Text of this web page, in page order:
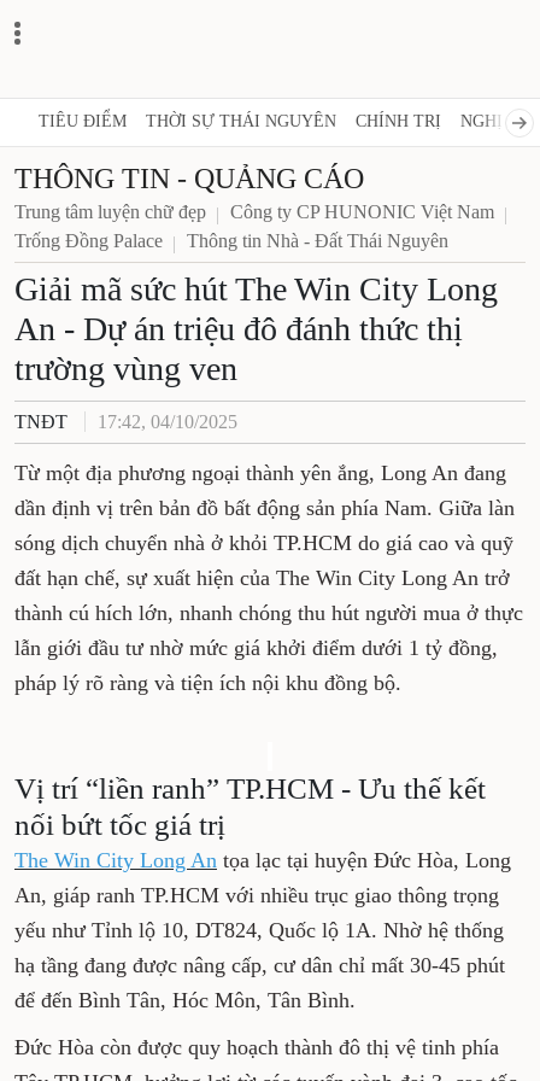
TIÊU ĐIỂM THỜI SỰ THÁI NGUYÊN CHÍNH TRỊ NGHỊ
THÔNG TIN - QUẢNG CÁO
Trung tâm luyện chữ đẹp
Công ty CP HUNONIC Việt Nam
Trống Đồng Palace
Thông tin Nhà - Đất Thái Nguyên
Giải mã sức hút The Win City Long
An - Dự án triệu đô đánh thức thị
trường vùng ven
TNĐT 17:42, 04/10/2025
Từ một địa phương ngoại thành yên ắng, Long An đang
dần định vị trên bản đồ bất động sản phía Nam. Giữa làn
sóng dịch chuyển nhà ở khỏi TP.HCM do giá cao và quỹ
đất hạn chế, sự xuất hiện của The Win City Long An trở
thành cú hích lớn, nhanh chóng thu hút người mua ở thực
lẫn giới đầu tư nhờ mức giá khởi điểm dưới 1 tỷ đồng,
pháp lý rõ ràng và tiện ích nội khu đồng bộ.
Vị trí “liền ranh” TP.HCM - Ưu thế kết
nối bứt tốc giá trị
The Win City Long An tọa lạc tại huyện Đức Hòa, Long
An, giáp ranh TP.HCM với nhiều trục giao thông trọng
yếu như Tỉnh lộ 10, DT824, Quốc lộ 1A. Nhờ hệ thống
hạ tầng đang được nâng cấp, cư dân chỉ mất 30-45 phút
để đến Bình Tân, Hóc Môn, Tân Bình.
Đức Hòa còn được quy hoạch thành đô thị vệ tinh phía